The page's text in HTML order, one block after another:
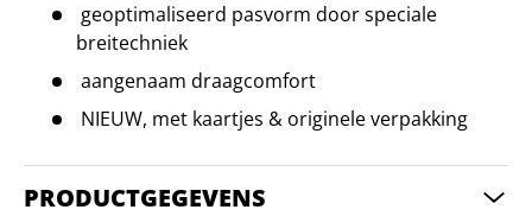
geoptimaliseerd pasvorm door speciale
breitechniek
aangenaam draagcomfort
NIEUW, met kaartjes & originele verpakking
PRODUCTGEGEVENS